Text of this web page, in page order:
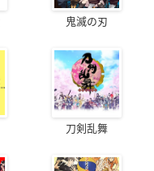
鬼滅の刃
刀剣乱舞